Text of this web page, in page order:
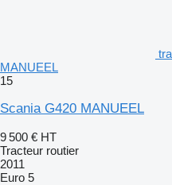
MANUEEL
15
Scania G420 MANUEEL
9 500 € HT
Tracteur routier
2011
Euro 5